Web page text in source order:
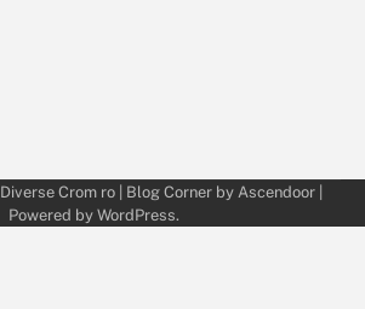
Diverse Crom ro| Blog Corner by Ascendoor|
Powered by WordPress.